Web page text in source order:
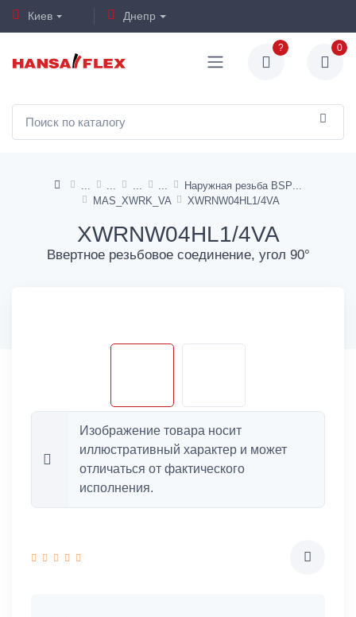
Киев Днепр
? 0
Наружная резьба BSP
MAS_XWRK_VA
XWRNW04HL1/4VA
XWRNW04HL1/4VA
Ввертное резьбовое соединение, угол 90°
Изображение товара носит
иллюстративный характер и может
отличаться от фактического
исполнения.